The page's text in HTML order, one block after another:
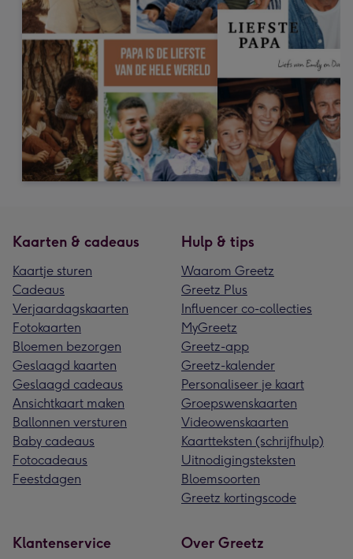
Kaarten & cadeaus
Kaartje sturen
Cadeaus
Verjaardagskaarten
Fotokaarten
Bloemen bezorgen
Geslaagd kaarten
Geslaagd cadeaus
Ansichtkaart maken
Ballonnen versturen
Baby cadeaus
Fotocadeaus
Feestdagen
Hulp & tips
Waarom Greetz
Greetz Plus
Influencer co-collecties
MyGreetz
Greetz-app
Greetz-kalender
Personaliseer je kaart
Groepswenskaarten
Videowenskaarten
Kaartteksten (schrijfhulp)
Uitnodigingsteksten
Bloemsoorten
Greetz kortingscode
Klantenservice Over Greetz